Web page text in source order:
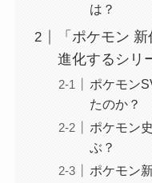
は？
「ポケモン
進化するシリ
ポケモン
たのか？
ポケモン
ぶ？
ポケモン